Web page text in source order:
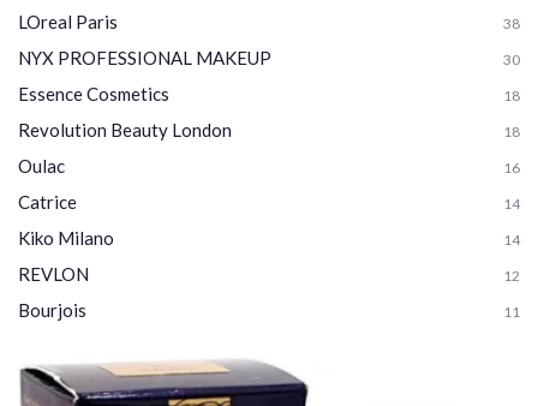
LOreal Paris 38
NYX PROFESSIONAL MAKEUP 30
Essence Cosmetics 18
Revolution Beauty London 18
Oulac 16
Catrice 14
Kiko Milano 14
REVLON 12
Bourjois 11